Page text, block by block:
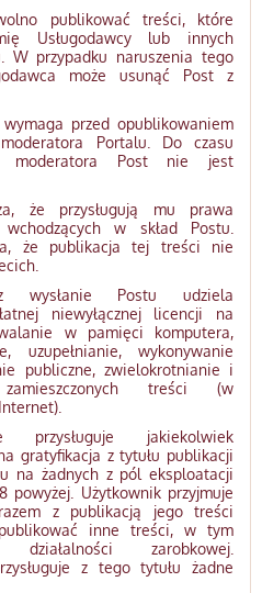
publikować treści, które
Usługodawcy lub innych
W przypadku naruszenia tego
może usunąć Post z
przed opublikowaniem
Portalu. Do czasu
moderatora Post nie jest
że przysługują mu prawa
w skład Postu.
że publikacja tej treści nie
wysłanie Postu udziela
niewyłącznej licencji na
w pamięci komputera,
uzupełnianie, wykonywanie
publiczne, zwielokrotnianie i
zamieszczonych treści (w
przysługuje jakiekolwiek
gratyfikacja z tytułu publikacji
na żadnych z pól eksploatacji
powyżej. Użytkownik przyjmuje
z publikacją jego treści
publikować inne treści, w tym
zarobkowej.
z tego tytułu żadne